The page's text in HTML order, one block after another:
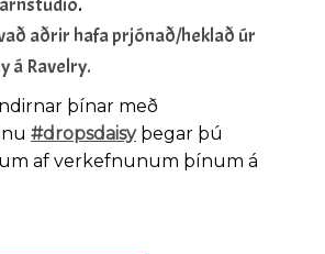
aðrir hafa prjónað/heklað úr
á Ravelry.
þínar með
#dropsdaisyþegar þú
af verkefnunum þínum á